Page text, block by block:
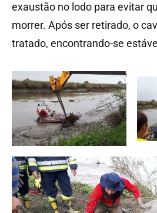
exaustão no lodo para evitar
morrer. Após ser retirado, o
tratado, encontrando-se